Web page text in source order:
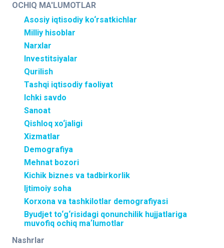
OCHIQ MA'LUMOTLAR
Asosiy iqtisodiy ko‘rsatkichlar
Milliy hisoblar
Narxlar
Investitsiyalar
Qurilish
Tashqi iqtisodiy faoliyat
Ichki savdo
Sanoat
Qishloq xo‘jaligi
Xizmatlar
Demografiya
Mehnat bozori
Kichik biznes va tadbirkorlik
Ijtimoiy soha
Korxona va tashkilotlar demografiyasi
Byudjet to‘g‘risidagi qonunchilik hujjatlariga
muvofiq ochiq maʼlumotlar
Nashrlar